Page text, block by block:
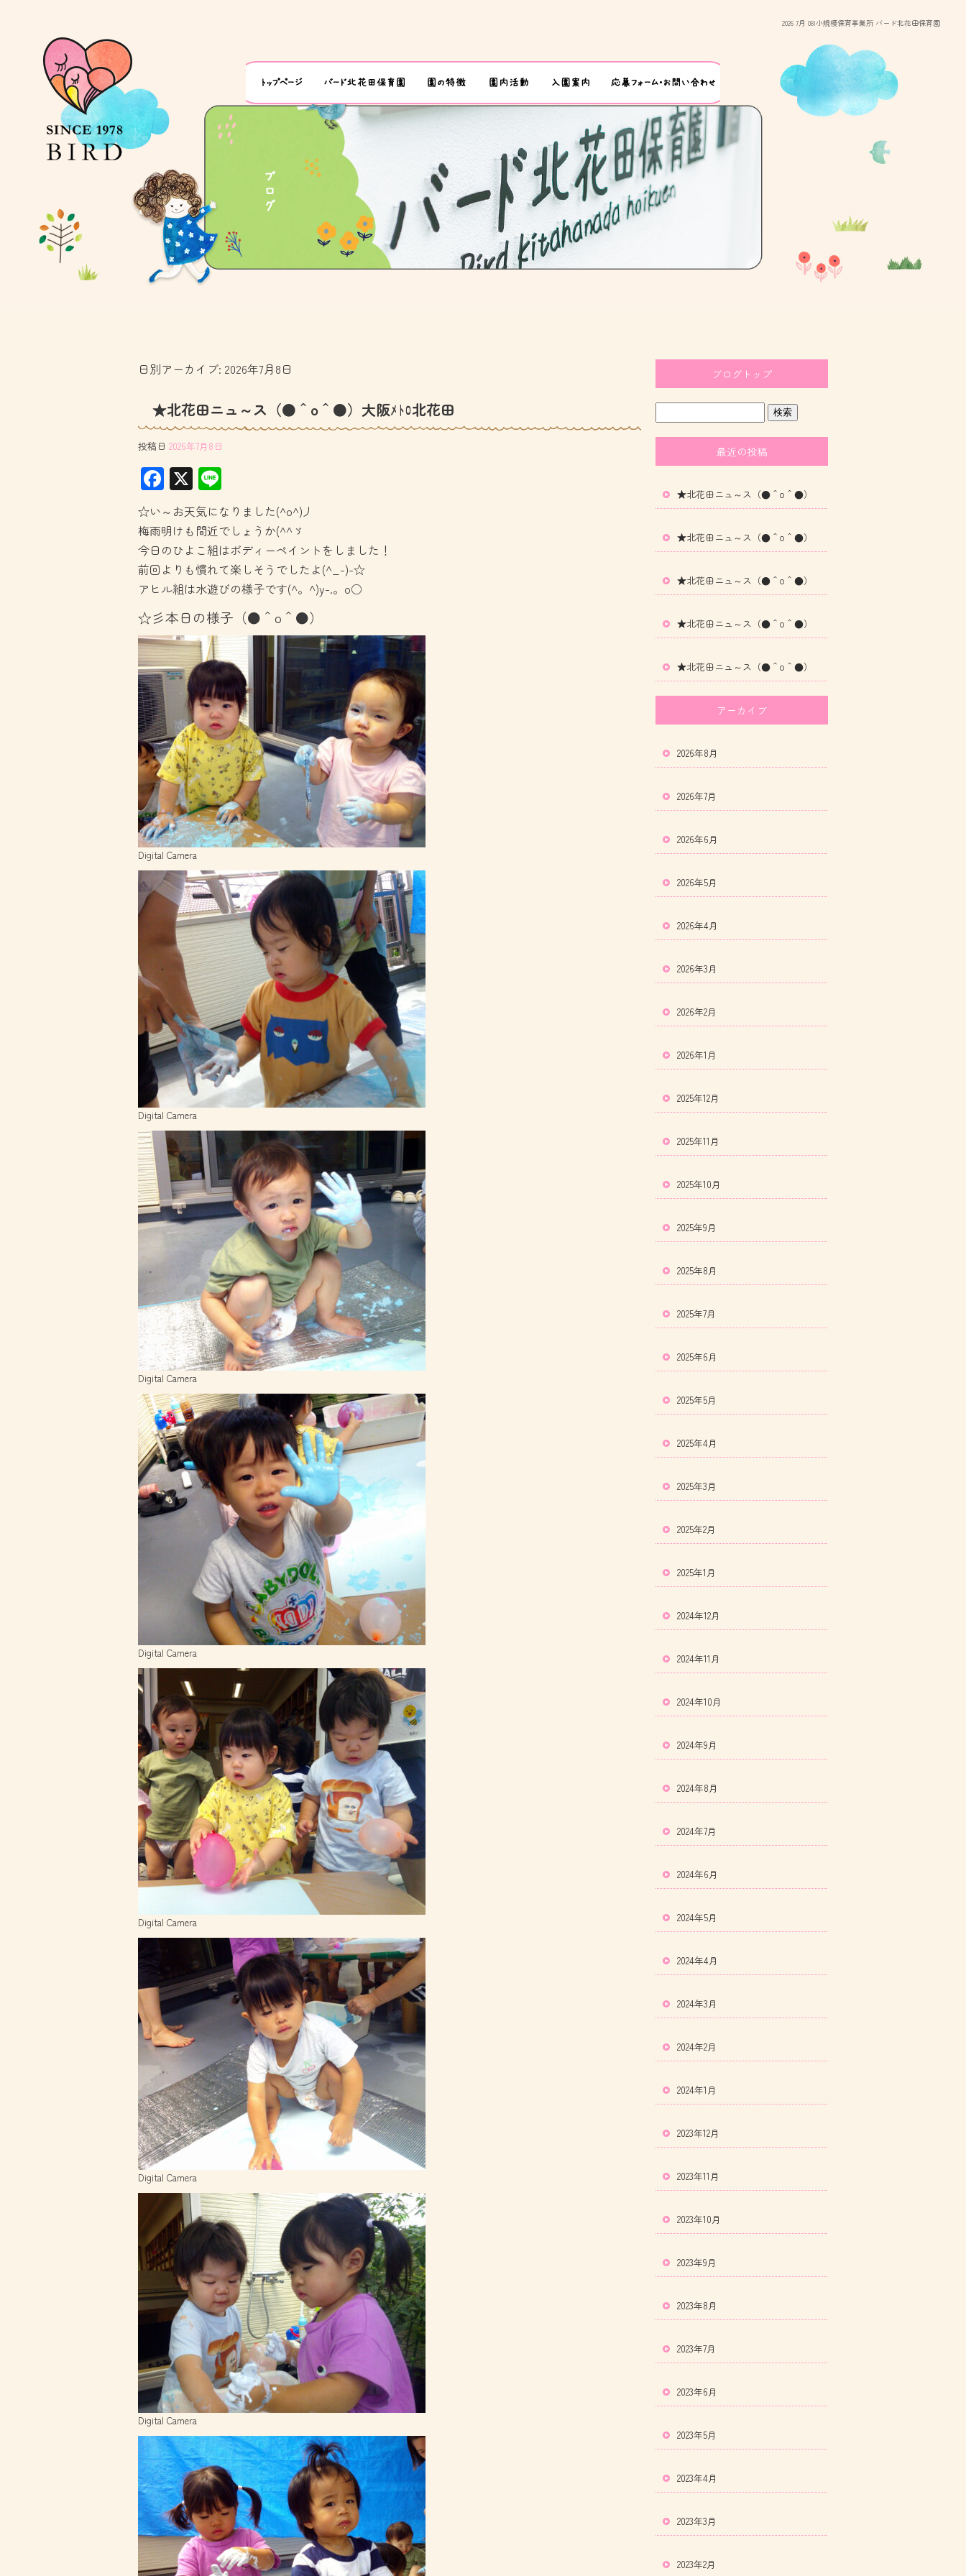
2026 7月 08|小規模保育事業所 バード北花田保育園
日別アーカイブ: 2026年7月8日
★北花田ニュ～ス（●＾o＾●）大阪ﾒﾄﾛ北花田
投稿日 2026年7月8日
F
ac
e
b
o
ok
X
ne
☆い～お天気になりました(^o^)丿
梅雨明けも間近でしょうか(^^ゞ
今日のひよこ組はボディーペイントをしました！
前回よりも慣れて楽しそうでしたよ(^_-)-☆
アヒル組は水遊びの様子です(^。^)y-.。o○
☆彡本日の様子（●＾o＾●）
Digital Camera
Digital Camera
Digital Camera
Digital Camera
Digital Camera
Digital Camera
Digital Camera
ブログトップ
最近の投稿
★北花田ニュ～ス（●＾o＾●）
★北花田ニュ～ス（●＾o＾●）
★北花田ニュ～ス（●＾o＾●）
★北花田ニュ～ス（●＾o＾●）
★北花田ニュ～ス（●＾o＾●）
アーカイブ
2026年8月
2026年7月
2026年6月
2026年5月
2026年4月
2026年3月
2026年2月
2026年1月
2025年12月
2025年11月
2025年10月
2025年9月
2025年8月
2025年7月
2025年6月
2025年5月
2025年4月
2025年3月
2025年2月
2025年1月
2024年12月
2024年11月
2024年10月
2024年9月
2024年8月
2024年7月
2024年6月
2024年5月
2024年4月
2024年3月
2024年2月
2024年1月
2023年12月
2023年11月
2023年10月
2023年9月
2023年8月
2023年7月
2023年6月
2023年5月
2023年4月
2023年3月
2023年2月